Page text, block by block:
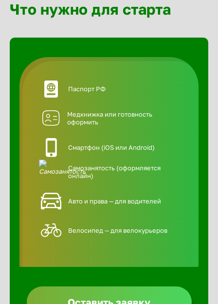
Что нужно для старта
Паспорт РФ
Медкнижка или готовность
оформить
Смартфон (iOS или Android)
Самозанятость (оформляется
онлайн)
Авто и права — для водителей
Велосипед — для велокурьеров